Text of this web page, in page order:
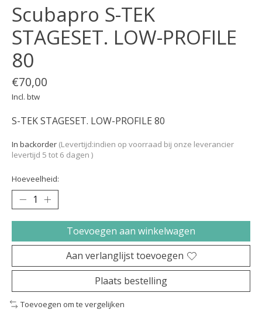
Scubapro S-TEK
STAGESET. LOW-PROFILE
80
€70,00
Incl. btw
S-TEK STAGESET. LOW-PROFILE 80
In backorder (Levertijd:indien op voorraad bij onze leverancier
levertijd 5 tot 6 dagen )
Hoeveelheid:
Toevoegen aan winkelwagen
Aan verlanglijst toevoegen
Plaats bestelling
Toevoegen om te vergelijken